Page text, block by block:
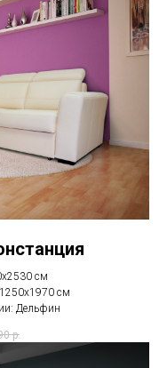
см
см
Дельфин
р.